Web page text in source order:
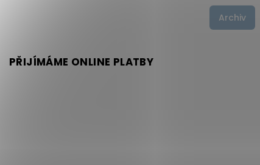
Archiv
PŘIJÍMÁME ONLINE PLATBY